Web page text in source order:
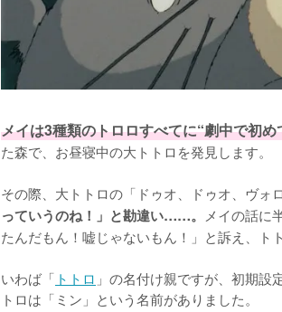
メイは3種類のトロロすべてに“劇中で初
た森で、お昼寝中の大トトロを発見します。
その際、大トトロの「ドゥオ、ドゥオ、ヴォ
っていうのね！」と勘違い……。 メイの話に
たんだもん！嘘じゃないもん！」と訴え、ト
いわば「 トトロ 」の名付け親ですが、初期設
トロは「ミン」という名前がありました。